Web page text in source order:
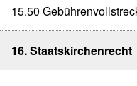
15.50
16. Staatskirchenrecht